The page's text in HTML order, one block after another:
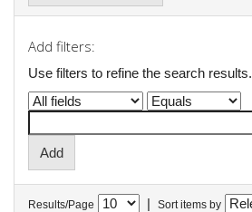
Add filters:
Use filters to refine the search results.
Results/Page | Sort items by